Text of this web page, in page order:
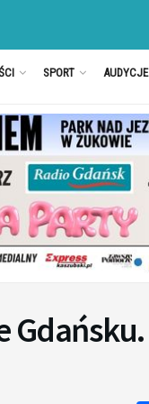
SPORT AUDYCJE
Gdańsku.